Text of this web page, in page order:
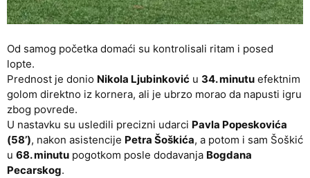
Od samog početka domaći su kontrolisali ritam i posed
lopte.
Prednost je donio Nikola Ljubinković u 34. minutu efektnim
golom direktno iz kornera, ali je ubrzo morao da napusti igru
zbog povrede.
U nastavku su usledili precizni udarci Pavla Popeskovića
(58’), nakon asistencije Petra Šoškića, a potom i sam Šoškić
u 68. minutu pogotkom posle dodavanja Bogdana
Pecarskog.